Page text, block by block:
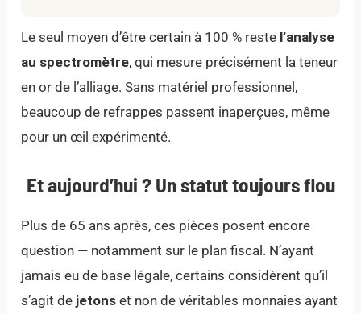
Le seul moyen d’être certain à 100 % reste l’analyse
au spectromètre, qui mesure précisément la teneur
en or de l’alliage. Sans matériel professionnel,
beaucoup de refrappes passent inaperçues, même
pour un œil expérimenté.
Et aujourd’hui ? Un statut toujours flou
Plus de 65 ans après, ces pièces posent encore
question — notamment sur le plan fiscal. N’ayant
jamais eu de base légale, certains considèrent qu’il
s’agit de jetons et non de véritables monnaies ayant